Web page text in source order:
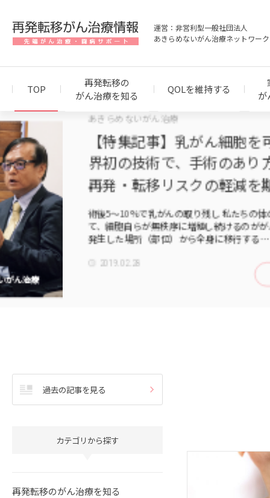
運営：非営利型一般社団法人
あきらめないがん治療ネットワーク
TOP
再発転移の
がん治療を知る
QOLを維持する
が
あきらめないがん治療
【特集記事】乳がん細胞を可視化す
界初の技術で、手術のあり方を変え
再発・転移リスクの軽減を期待
術後5～10％で乳がんの取り残し 私たちの体の細胞に異常が
て、細胞自らが無秩序に増殖し続けるのががんです。 がん
発生した場所（部位）から全身に移行する…
2019.02.28
過去の記事を見る
カテゴリから探す
再発転移のがん治療を知る